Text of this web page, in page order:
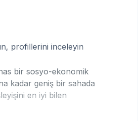
profillerini inceleyin
has bir sosyo-ekonomik
kadar geniş bir sahada
en iyi bilen